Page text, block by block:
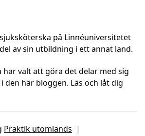
på Linnéuniversitetet
av sin utbildning i ett annat land.
har valt att göra det delar med sig
den här bloggen. Läs och låt dig
Praktik utomlands |